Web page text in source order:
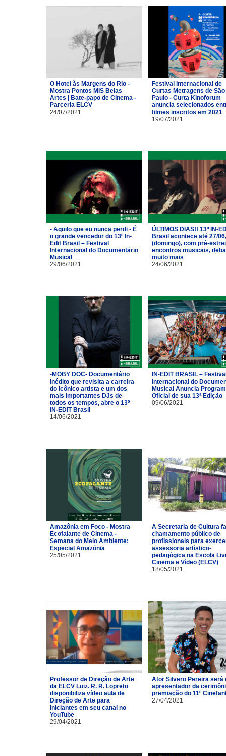
O Hotel às Margens do Rio -
Mostra Pontos MIS Belas
Artes | Bate-papo de Cinema -
Parceria ELCV
24/07/2021
Festival Internacional de
Curtas Metragens de São
Paulo - Curta Kinoforum
anuncia selecionados
filmes inscritos em 2021
19/07/2021
- Aquilo que eu nunca perdi - É
o grande vencedor do 13º In-
Edit Brasil – Festival
Internacional do Documentário
Musical
29/06/2021
ÚLTIMOS DIAS!! 13º IN-
Brasil acontece até 27/06,
(domingo), com pré-
encontros musicais,
muito mais
24/06/2021
-MOBY DOC- Documentário
inédito que revisita a carreira
do icônico artista e um dos
mais importantes DJs de
todos os tempos, abre o 13º
IN-EDIT Brasil
14/06/2021
IN-EDIT BRASIL –
Internacional do
Musical Anuncia
Oficial de sua 13ª Edição
09/06/2021
Amazônia em Foco - Mostra
Ecofalante de Cinema -
Semana do Meio Ambiente:
Especial Amazônia
25/05/2021
A Secretaria de Cultura
chamamento público de
profissionais para
assessoria artístico-
pedagógica na Escola
Cinema e Vídeo (ELCV)
18/05/2021
Professor de Direção de Arte
da ELCV Luiz. R. R. Lopreto
disponibiliza vídeo aula de
Direção de Arte para
Iniciantes em seu canal no
YouTube
29/04/2021
Ator Silvero Pereira será
apresentador da
premiação do 11º
27/04/2021